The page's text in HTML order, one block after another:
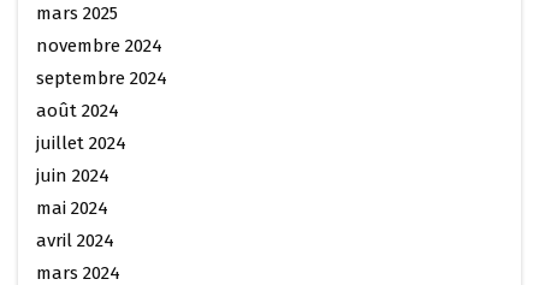
mars 2025
novembre 2024
septembre 2024
août 2024
juillet 2024
juin 2024
mai 2024
avril 2024
mars 2024